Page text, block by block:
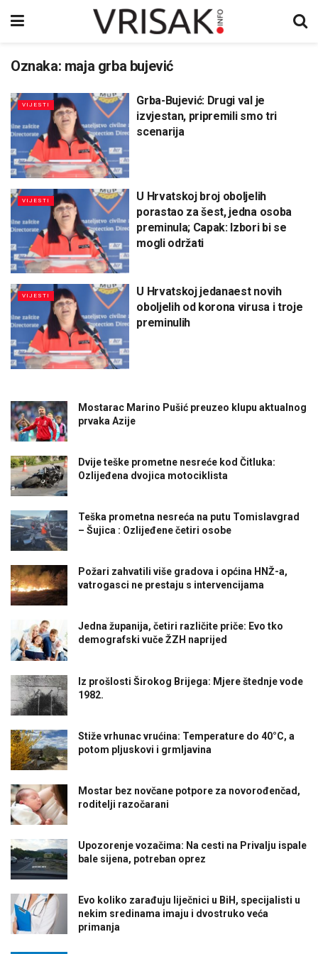
Oznaka: maja grba bujević
VIJESTI
Grba-Bujević: Drugi val je
izvjestan, pripremili smo tri
scenarija
VIJESTI
U Hrvatskoj broj oboljelih
porastao za šest, jedna osoba
preminula; Capak: Izbori bi se
mogli održati
VIJESTI
U Hrvatskoj jedanaest novih
oboljelih od korona virusa i troje
preminulih
Mostarac Marino Pušić preuzeo klupu aktualnog
prvaka Azije
Dvije teške prometne nesreće kod Čitluka:
Ozlijeđena dvojica motociklista
Teška prometna nesreća na putu Tomislavgrad
– Šujica : Ozlijeđene četiri osobe
Požari zahvatili više gradova i općina HNŽ-a,
vatrogasci ne prestaju s intervencijama
Jedna županija, četiri različite priče: Evo tko
demografski vuče ŽZH naprijed
Iz prošlosti Širokog Brijega: Mjere štednje vode
1982.
Stiže vrhunac vrućina: Temperature do 40°C, a
potom pljuskovi i grmljavina
Mostar bez novčane potpore za novorođenčad,
roditelji razočarani
Upozorenje vozačima: Na cesti na Privalju ispale
bale sijena, potreban oprez
Evo koliko zarađuju liječnici u BiH, specijalisti u
nekim sredinama imaju i dvostruko veća
primanja